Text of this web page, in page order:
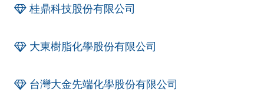
桂鼎科技股份有限公司
大東樹脂化學股份有限公司
台灣大金先端化學股份有限公司